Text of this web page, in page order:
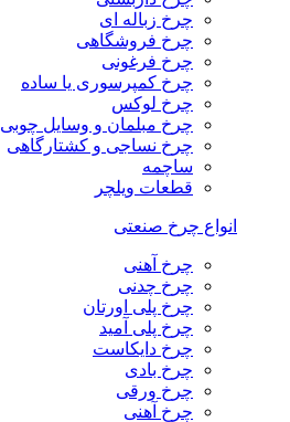
چرخ زباله ای
چرخ فروشگاهی
چرخ فرغونی
چرخ کمپرسوری یا ساده
چرخ لوکس
چرخ مبلمان و وسایل چوبی
چرخ نساجی و کشتارگاهی
ساچمه
قطعات ویلچر
انواع چرخ صنعتی
چرخ آهنی
چرخ چدنی
چرخ پلی اورتان
چرخ پلی آمید
چرخ دایکاست
چرخ بادی
چرخ ورقی
چرخ آهنی